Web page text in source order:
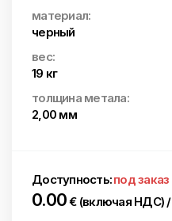
материал:
черный
вес:
19 кг
толщина метала:
2,00 мм
Доступность:под заказ
0.00€ (включая НДС)